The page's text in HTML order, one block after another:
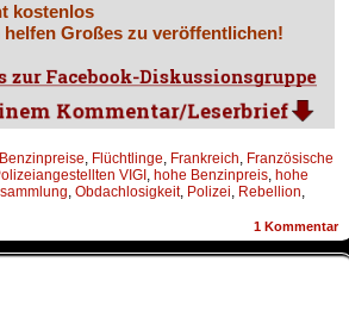
kostenlos
Großes zu veröffentlichen!
, Flüchtlinge, Frankreich, Französische
VIGI , hohe Benzinpreis, hohe
, Obdachlosigkeit, Polizei, Rebellion,
1 Kommentar